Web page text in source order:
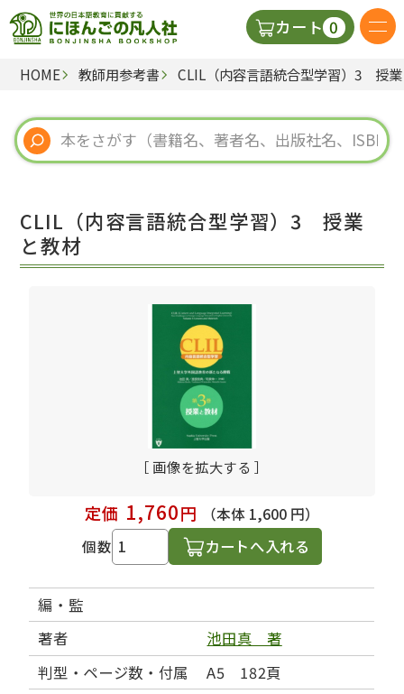
カート 0
日本語の教科書
視聴覚・補助教材
教師用参考書
HOME 教師用参考書 CLIL（内容言語統合型学習）3 授
CLIL（内容言語統合型学習）3 授業
と教材
［ 画像を拡大する ］
定価 1,760円
（本体 1,600 円）
個数
カートへ入れる
編・監
著者
池田真 著
判型・ページ数・付属
A5 182頁